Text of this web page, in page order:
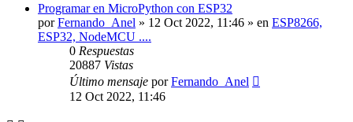
Programar en MicroPython con ESP32
porFernando_Anel » 12 Oct 2022, 11:46 » en ESP8266,
ESP32, NodeMCU ....
0 Respuestas
20887 Vistas
Último mensaje porFernando_Anel
12 Oct 2022, 11:46